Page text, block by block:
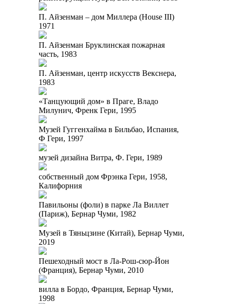
П. Айзенман – дом Миллера (House III)
1971
П. Айзенман Бруклинская пожарная
часть, 1983
П. Айзенман, центр искусств Векснера,
1983
«Танцующий дом» в Праге, Владо
Милунич, Френк Гери, 1995
Музей Гуггенхайма в Бильбао, Испания,
Ф Гери, 1997
музей дизайна Витра, Ф. Гери, 1989
собственный дом Фрэнка Гери, 1958,
Калифорния
Павильоны (фоли) в парке Ла Виллет
(Париж), Бернар Чуми, 1982
Музей в Тяньцзине (Китай), Бернар Чуми,
2019
Пешеходный мост в Ла-Рош-сюр-Йон
(Франция), Бернар Чуми, 2010
вилла в Бордо, Франция, Бернар Чуми,
1998